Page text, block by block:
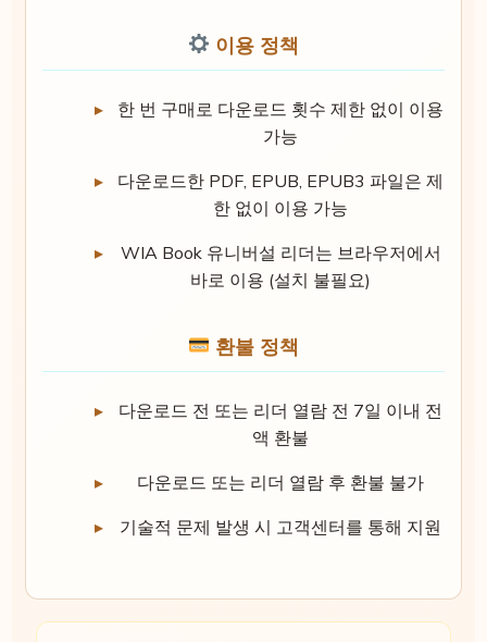
이용 정책
한 번 구매로 다운로드 횟수 제한 없이 이용
가능
다운로드한 PDF, EPUB, EPUB3 파일은 제
한 없이 이용 가능
WIA Book 유니버설 리더는 브라우저에서
바로 이용 (설치 불필요)
환불 정책
다운로드 전 또는 리더 열람 전 7일 이내 전
액 환불
다운로드 또는 리더 열람 후 환불 불가
기술적 문제 발생 시 고객센터를 통해 지원